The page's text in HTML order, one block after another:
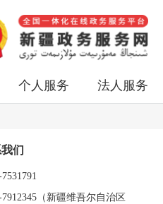
个人服务 法人服务
们
7912345（新疆维吾尔自治区